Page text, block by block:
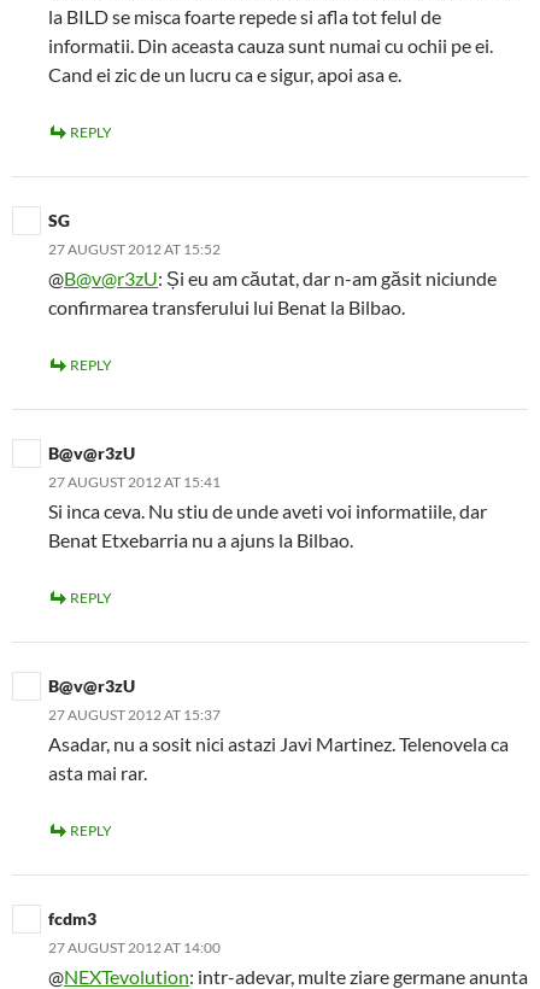
la BILD se misca foarte repede si afla tot felul de
informatii. Din aceasta cauza sunt numai cu ochii pe ei.
Cand ei zic de un lucru ca e sigur, apoi asa e.
REPLY
SG
27 AUGUST 2012 AT 15:52
@B@v@r3zU: Și eu am căutat, dar n-am găsit niciunde
confirmarea transferului lui Benat la Bilbao.
REPLY
B@v@r3zU
27 AUGUST 2012 AT 15:41
Si inca ceva. Nu stiu de unde aveti voi informatiile, dar
Benat Etxebarria nu a ajuns la Bilbao.
REPLY
B@v@r3zU
27 AUGUST 2012 AT 15:37
Asadar, nu a sosit nici astazi Javi Martinez. Telenovela ca
asta mai rar.
REPLY
fcdm3
27 AUGUST 2012 AT 14:00
@NEXTevolution: intr-adevar, multe ziare germane anunta